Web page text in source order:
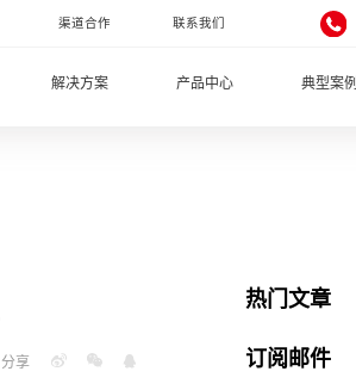
渠道合作 联系我们
解决方案 产品中心 典型案例
分享
热门文章
订阅邮件